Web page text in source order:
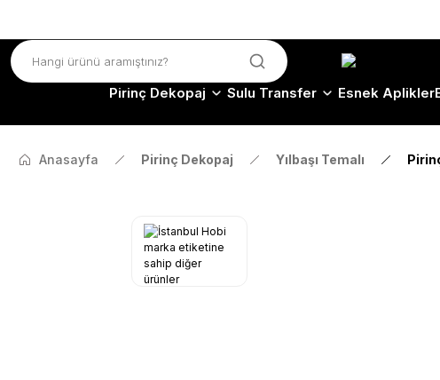
Pirinç Dekopaj Sulu Transfer Esnek Aplikler
Anasayfa Pirinç Dekopaj Yılbaşı Temalı